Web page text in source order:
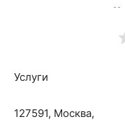
Услуги
127591, Москва,